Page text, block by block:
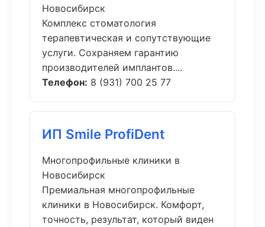
Новосибирск
Комплекс стоматология
терапевтическая и сопутствующие
услуги. Сохраняем гарантию
производителей имплантов....
Телефон: 8 (931) 700 25 77
ИП Smile ProfiDent
Многопрофильные клиники в
Новосибирск
Премиальная многопрофильные
клиники в Новосибирск. Комфорт,
точность, результат, который виден